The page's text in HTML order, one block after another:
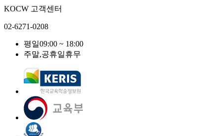
KOCW 고객센터
02-6271-0208
평일09:00 ~ 18:00
주말,공휴일휴무